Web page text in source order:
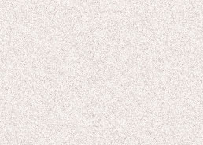
千銃士
戦刻ナイトブラッド
地縛少年花子くん
ゾンビランドサガ